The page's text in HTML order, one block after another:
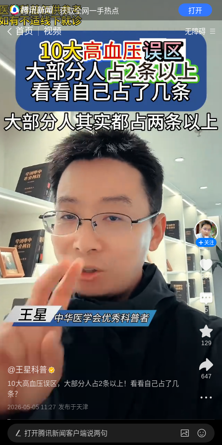
· 获取全网一手热点 打开
首页 视频 无障碍
@王星科普
10大高血压误区，大部分人占2条以上！看看自己占了几
条？
2026-05-05 11:27 发布于天津
关注
209
5
129
647
打开腾讯新闻客户端说两句